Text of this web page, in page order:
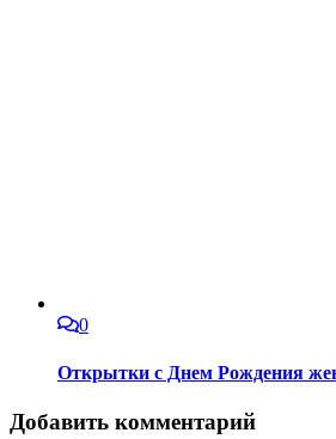
0
Открытки с Днем Рождения
Добавить комментарий